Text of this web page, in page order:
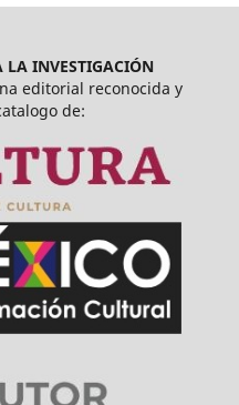
LA INVESTIGACIÓN
editorial reconocida y
de: